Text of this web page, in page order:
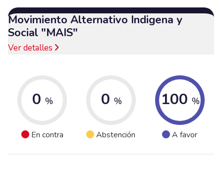
Movimiento Alternativo Indigena y
Social "MAIS"
Ver detalles
0 %
En contra
0 %
Abstención
100 %
A favor